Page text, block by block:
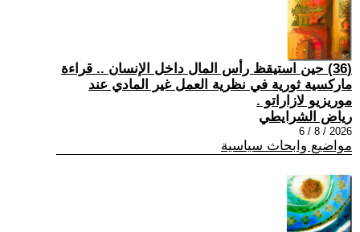
(36) حين استيقظ رأس المال داخل الإنسان .. قراءة
ماركسية ثورية في نظرية العمل غير المادي عند
موريزيو لازاراتو .
رياض الشرايطي
2026 / 8 / 6
مواضيع وابحاث سياسية